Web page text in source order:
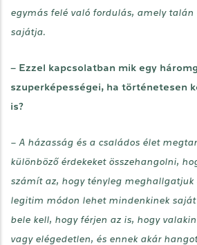
egymás felé való fordulás, amely talán
sajátja.
– Ezzel kapcsolatban mik egy
szuperképességei, ha történetesen
is?
– A házasság és a családos élet
különböző érdekeket összehangolni,
számít az, hogy tényleg meghallgatjuk
legitim módon lehet mindenkinek
bele kell, hogy férjen az is, hogy
vagy elégedetlen, és ennek akár